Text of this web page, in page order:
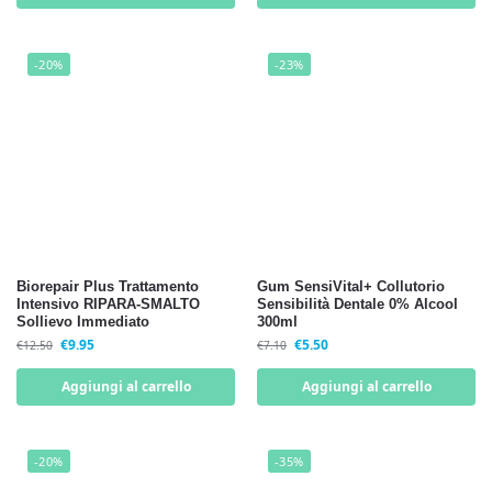
-20%
Biorepair Plus Trattamento
Intensivo RIPARA-SMALTO
Sollievo Immediato
€12.50 €9.95
Aggiungi al carrello
-23%
Gum SensiVital+ Collutorio
Sensibilità Dentale 0% Alcool
300ml
€7.10 €5.50
Aggiungi al carrello
-20% -35%